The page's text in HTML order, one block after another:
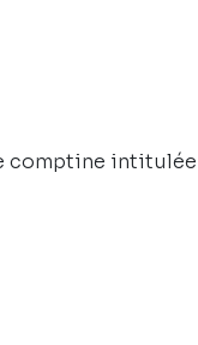
comptine